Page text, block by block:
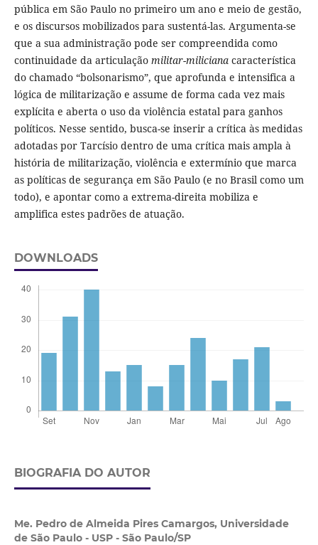
pública em São Paulo no primeiro um ano e meio de gestão,
e os discursos mobilizados para sustentá-las. Argumenta-se
que a sua administração pode ser compreendida como
continuidade da articulação militar-milicianacaracterística
do chamado “bolsonarismo”, que aprofunda e intensifica a
lógica de militarização e assume de forma cada vez mais
explícita e aberta o uso da violência estatal para ganhos
políticos. Nesse sentido, busca-se inserir a crítica às medidas
adotadas por Tarcísio dentro de uma crítica mais ampla à
história de militarização, violência e extermínio que marca
as políticas de segurança em São Paulo (e no Brasil como um
todo), e apontar como a extrema-direita mobiliza e
amplifica estes padrões de atuação.
DOWNLOADS
BIOGRAFIA DO AUTOR
Me. Pedro de Almeida Pires Camargos, Universidade
de São Paulo - USP - São Paulo/SP